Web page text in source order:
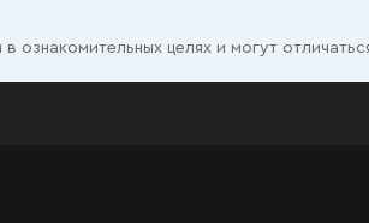
ознакомительных целях и могут